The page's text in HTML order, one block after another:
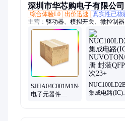
深圳市华芯购电子有限公司
综合体验L0 出价迅速 真实性已核
主营： 驱动器、模拟开关、微控制
频开关ic、仪表放大器、音频放大器
器、精密放大器、运算放大器、点
程门阵列、接口集成电路、电容电阻
SJHA04C001M1N46
电子元器件
集成电路(IC)